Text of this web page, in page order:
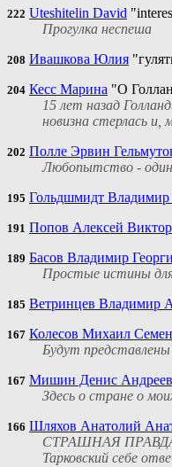
222 Uteshitelin David
Прогулка неспеша
208 Ивашкова Юлия
204 Кесс Марина "О
15 лет назад
новизна стерлась и,
202 Полле Эрвин
Любопытство - один
195 Гольдшмидт
191 Попов Алексей
189 Басов Владимир
Простые истины
185 Ветринцев Владимир
167 Колесов Михаил
Будут
167 Мишин Денис
Здесь о стране о
166 Шляхов Анатолий
СТРАШНАЯ ПРАВДА.
Тарковский себе